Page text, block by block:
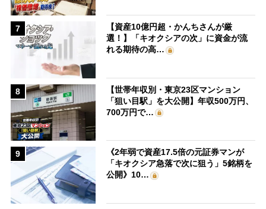
7
【資産10億円超・かんちさんが厳
選！】「キオクシアの次」に資金が流
れる期待の高…
8
【世帯年収別・東京23区マンション
「狙い目駅」を大公開】年収500万円、
700万円で…
9
《2年弱で資産17.5倍の元証券マンが
「キオクシア急落で次に狙う」5銘柄を
公開》10…